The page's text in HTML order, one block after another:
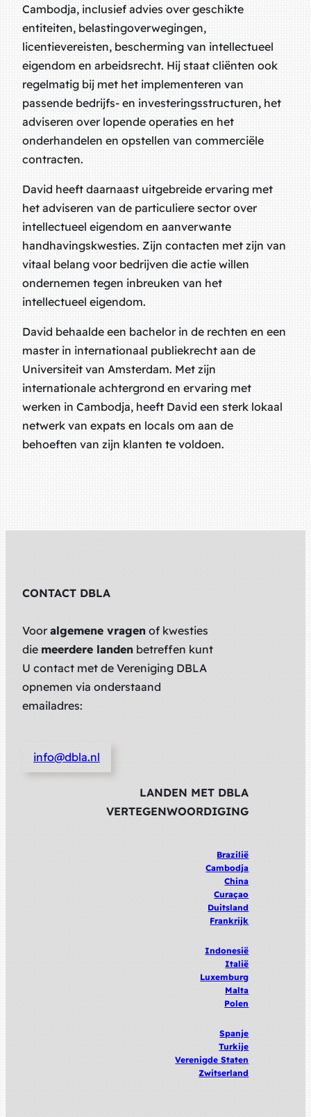
Cambodja, inclusief advies over geschikte
entiteiten, belastingoverwegingen,
licentievereisten, bescherming van intellectueel
eigendom en arbeidsrecht. Hij staat cliënten ook
regelmatig bij met het implementeren van
passende bedrijfs- en investeringsstructuren, het
adviseren over lopende operaties en het
onderhandelen en opstellen van commerciële
contracten.
David heeft daarnaast uitgebreide ervaring met
het adviseren van de particuliere sector over
intellectueel eigendom en aanverwante
handhavingskwesties. Zijn contacten met zijn van
vitaal belang voor bedrijven die actie willen
ondernemen tegen inbreuken van het
intellectueel eigendom.
David behaalde een bachelor in de rechten en een
master in internationaal publiekrecht aan de
Universiteit van Amsterdam. Met zijn
internationale achtergrond en ervaring met
werken in Cambodja, heeft David een sterk lokaal
netwerk van expats en locals om aan de
behoeften van zijn klanten te voldoen.
CONTACT DBLA
Vooralgemene vragen of kwesties
die meerdere landen betreffen kunt
U contact met de Vereniging DBLA
opnemen via onderstaand
emailadres:
info@dbla.nl
LANDEN MET DBLA
VERTEGENWOORDIGING
Brazilië
Cambodja
China
Curaçao
Duitsland
Frankrijk
Indonesië
Italië
Luxemburg
Malta
Polen
Spanje
Turkije
Verenigde Staten
Zwitserland